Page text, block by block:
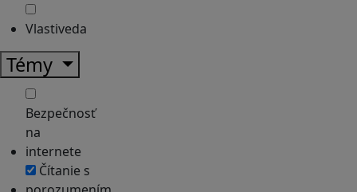
Vlastiveda
Témy
Bezpečnosť
na
internete
Čítanie s